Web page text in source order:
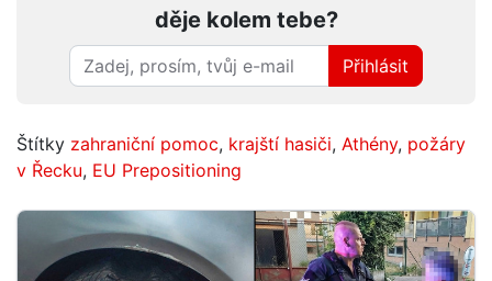
děje kolem tebe?
Přihlásit
Štítky zahraniční pomoc, krajští hasiči, Athény, požáry
v Řecku, EU Prepositioning